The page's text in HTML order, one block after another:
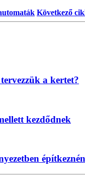
Következő
a kertet?
kezdődnek